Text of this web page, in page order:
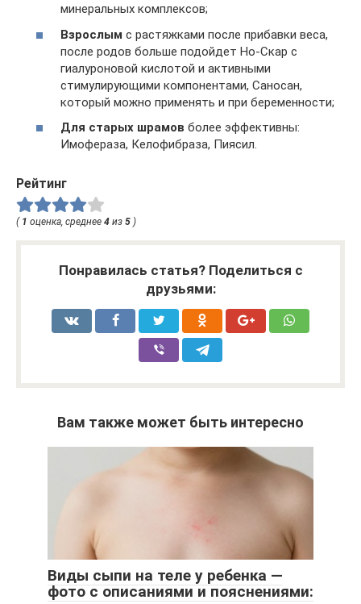
минеральных комплексов;
Взрослым с растяжками после прибавки веса,
после родов больше подойдет Но-Скар с
гиалуроновой кислотой и активными
стимулирующими компонентами, Саносан,
который можно применять и при беременности;
Для старых шрамов более эффективны:
Имофераза, Келофибраза, Пиясил.
Рейтинг
( 1 оценка, среднее 4 из 5 )
Понравилась статья? Поделиться с
друзьями:
Вам также может быть интересно
Виды сыпи на теле у ребенка —
фото с описаниями и пояснениями: